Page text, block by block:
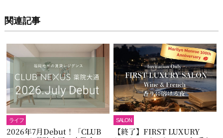
関連記事
ライフ
2026年7月Debut！「CLUB
SALON
【終了】FIRST LUXURY